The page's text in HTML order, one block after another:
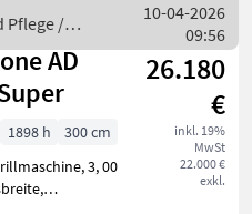
Spuranreisser, Vorw
Pflege /
10-04-2026
09:56
AD
26.180
€
inkl. 19%
MwSt
22.000 €
exkl.
1898 h
300 cm
3, 00